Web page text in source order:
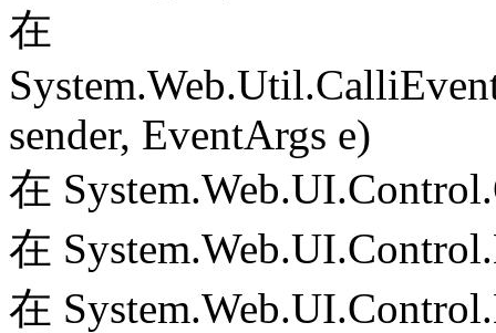
在
sender, EventArgs e)
在
在
在